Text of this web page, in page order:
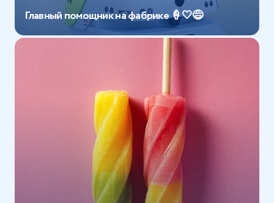
Главный помощник на фабрике 🍦🤍😅